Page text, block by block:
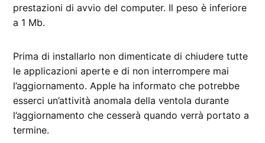
prestazioni di avvio del computer. Il peso è inferiore
a 1 Mb.
Prima di installarlo non dimenticate di chiudere tutte
le applicazioni aperte e di non interrompere mai
l’aggiornamento. Apple ha informato che potrebbe
esserci un’attività anomala della ventola durante
l’aggiornamento che cesserà quando verrà portato a
termine.